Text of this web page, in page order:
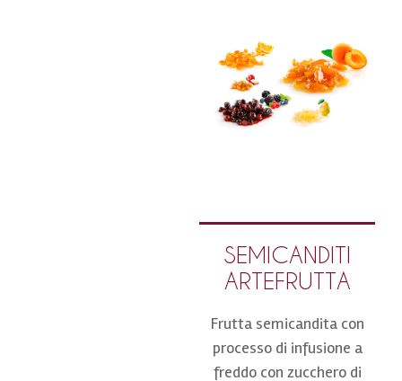
SEMICANDITI
ARTEFRUTTA
Frutta semicandita con
processo di infusione a
freddo con zucchero di